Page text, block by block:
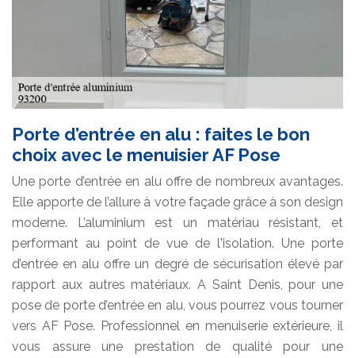
Porte d’entrée en alu : faites le bon
choix avec le menuisier AF Pose
Une porte d’entrée en alu offre de nombreux avantages.
Elle apporte de l’allure à votre façade grâce à son design
moderne. L’aluminium est un matériau résistant, et
performant au point de vue de l'isolation. Une porte
d’entrée en alu offre un degré de sécurisation élevé par
rapport aux autres matériaux. A Saint Denis, pour une
pose de porte d’entrée en alu, vous pourrez vous tourner
vers AF Pose. Professionnel en menuiserie extérieure, il
vous assure une prestation de qualité pour une